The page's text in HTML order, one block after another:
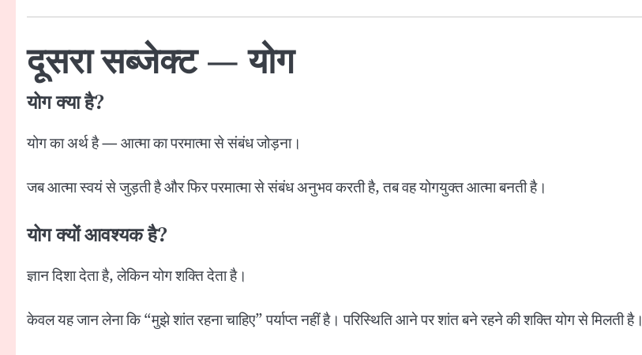
दूसरा सब्जेक्ट — योग
योग क्या है?
योग का अर्थ है — आत्मा का परमात्मा से संबंध जोड़ना।
जब आत्मा स्वयं से जुड़ती है और फिर परमात्मा से संबंध अनुभव करती है, तब वह योगयुक्त आत्मा बनती है।
योग क्यों आवश्यक है?
ज्ञान दिशा देता है, लेकिन योग शक्ति देता है।
केवल यह जान लेना कि “मुझे शांत रहना चाहिए” पर्याप्त नहीं है। परिस्थिति आने पर शांत बने रहने की शक्ति योग से मिलती है।